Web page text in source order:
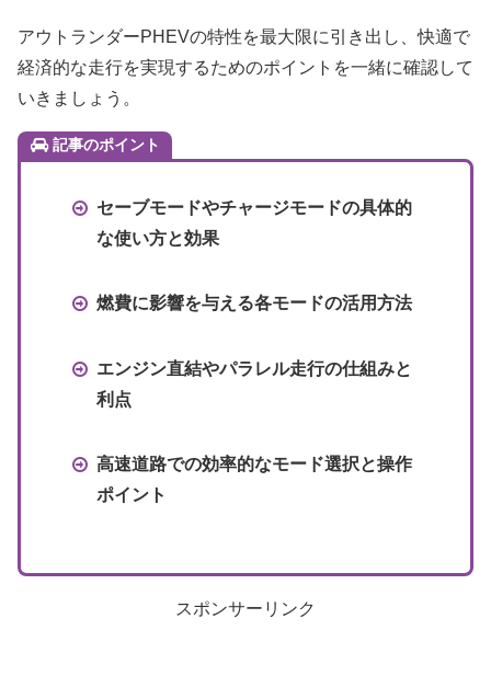
アウトランダーPHEVの特性を最大限に引き出し、快適で
経済的な走行を実現するためのポイントを一緒に確認して
いきましょう。
記事のポイント
セーブモードやチャージモードの具体的
な使い方と効果
燃費に影響を与える各モードの活用方法
エンジン直結やパラレル走行の仕組みと
利点
高速道路での効率的なモード選択と操作
ポイント
スポンサーリンク